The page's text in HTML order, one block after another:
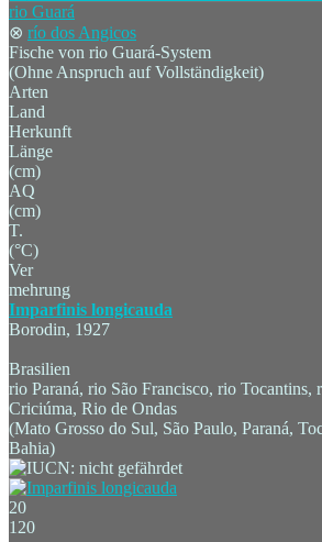
rio Guará
⊗ río dos Angicos
Fische von rio Guará-System
(Ohne Anspruch auf Vollständigkeit)
Arten
Land
Herkunft
Länge
(cm)
AQ
(cm)
T.
(°C)
Ver
mehrung
Imparfinis longicauda
Borodin, 1927
Brasilien
rio Paraná, rio São Francisco, rio Tocantins,
Criciúma, Rio de Ondas
(Mato Grosso do Sul, São Paulo, Paraná,
Bahia)
20
120